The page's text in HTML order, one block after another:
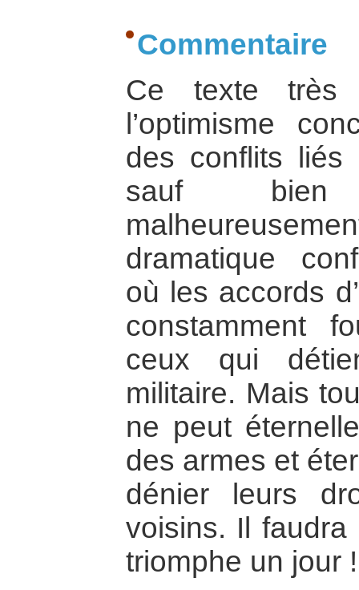
Commentaire
Ce texte très
l’optimisme
des conflits liés
sauf
dramatique
où les accords
constamment
ceux qui
militaire. Mais
ne peut
des armes et
dénier leurs
voisins. Il
triomphe un jour !